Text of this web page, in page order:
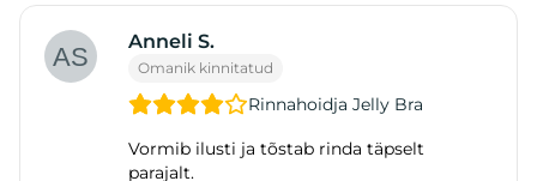
Anneli S.
Omanik kinnitatud
Rinnahoidja Jelly Bra
Vormib ilusti ja tõstab rinda täpselt
parajalt.